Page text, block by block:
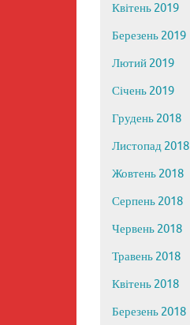
Квітень 2019
Березень 2019
Лютий 2019
Січень 2019
Грудень 2018
Листопад 2018
Жовтень 2018
Серпень 2018
Червень 2018
Травень 2018
Квітень 2018
Березень 2018